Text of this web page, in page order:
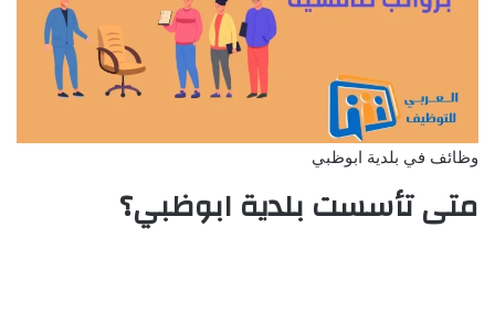
وظائف في بلدية ابوظبي
متى تأسست بلدية ابوظبي؟